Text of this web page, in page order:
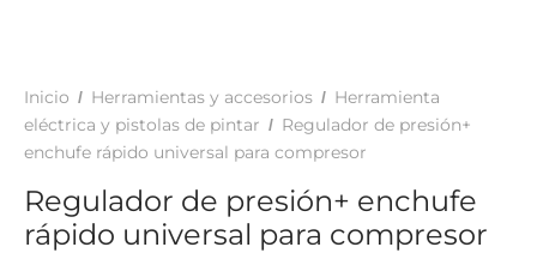
Inicio / Herramientas y accesorios / Herramienta
eléctrica y pistolas de pintar / Regulador de presión+
enchufe rápido universal para compresor
Regulador de presión+ enchufe
rápido universal para compresor
TINTES Y MANUALIDADES